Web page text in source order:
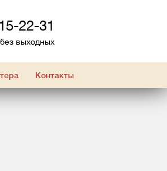
22-31
выходных
Контакты